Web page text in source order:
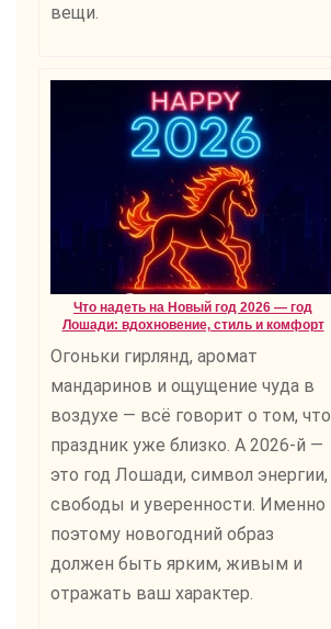
вещи.
Что надеть на Новый год 2026 — год
Лошади: вдохновение, стиль и комфорт
Огоньки гирлянд, аромат
мандаринов и ощущение чуда в
воздухе — всё говорит о том, что
праздник уже близко. А 2026-й —
это год Лошади, символ энергии,
свободы и уверенности. Именно
поэтому новогодний образ
должен быть ярким, живым и
отражать ваш характер.